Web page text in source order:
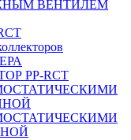
ВЕНТИЛЕМ
PP-RCT